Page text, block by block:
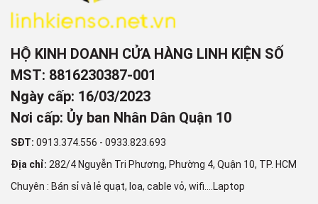
HỘ KINH DOANH CỬA HÀNG LINH KIỆN SỐ
MST: 8816230387-001
Ngày cấp: 16/03/2023
Nơi cấp: Ủy ban Nhân Dân Quận 10
SĐT: 0913.374.556 - 0933.823.693
Địa chỉ: 282/4 Nguyễn Tri Phương, Phường 4, Quận 10, TP. HCM
Chuyên : Bán sỉ và lẻ quạt, loa, cable vỏ, wifi....Laptop